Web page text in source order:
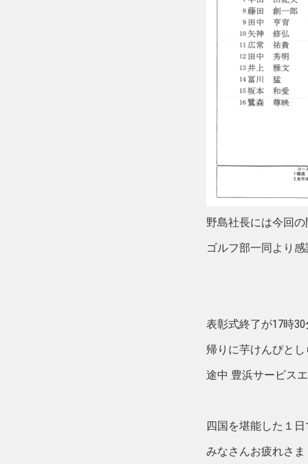
野島社長には今回
ゴルフ部一同より
表彰式終了が17時
帰りに芋けんぴと
途中 豊浜サービス
四国を堪能した１
みなさんお疲れさま